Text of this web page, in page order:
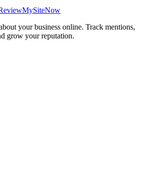
your business online. Track mentions,
grow your reputation.